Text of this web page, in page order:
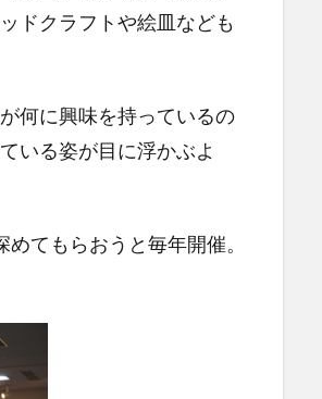
ドクラフトや絵皿なども
何に興味を持っているの
いる姿が目に浮かぶよ
てもらおうと毎年開催。